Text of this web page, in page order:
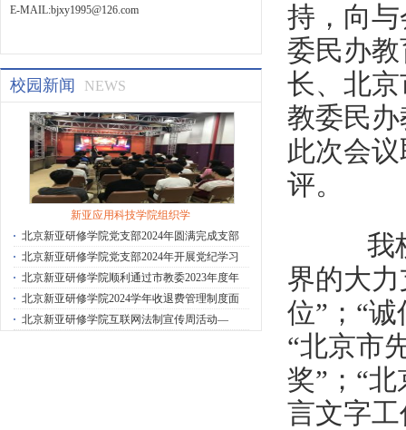
E-MAIL:bjxy1995@126.com
校园新闻 NEWS
新亚应用科技学院组织学
· 北京新亚研修学院党支部2024年圆满完成支部
· 北京新亚研修学院党支部2024年开展党纪学习
· 北京新亚研修学院顺利通过市教委2023年度年
· 北京新亚研修学院2024学年收退费管理制度面
· 北京新亚研修学院互联网法制宣传周活动—
持，向
委民办
长、北
教委民
此次会
评。
我校
界的大
位”；“
“北京市
奖”；“
言文字